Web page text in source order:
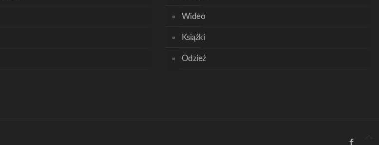
Wideo
Książki
Odzież